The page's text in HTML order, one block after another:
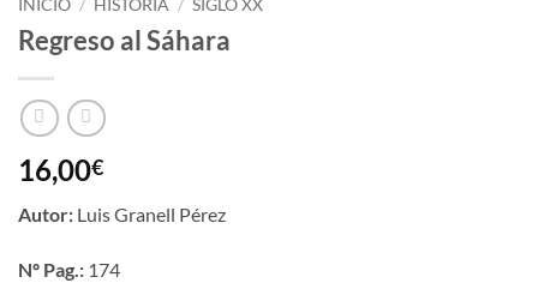
INICIO / HISTORIA / SIGLO XX
Regreso al Sáhara
16,00€
Autor: Luis Granell Pérez
Nº Pag.: 174